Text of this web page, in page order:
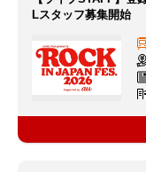
Lスタッフ募集開始